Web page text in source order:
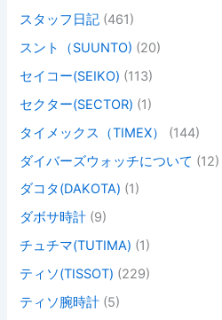
スタッフ日記 (461)
スント（SUUNTO) (20)
セイコー(SEIKO) (113)
セクター(SECTOR) (1)
タイメックス（TIMEX）
(144)
ダイバーズウォッチについて (12)
ダコタ(DAKOTA) (1)
ダボサ時計 (9)
チュチマ(TUTIMA) (1)
ティソ(TISSOT) (229)
ティソ腕時計 (5)